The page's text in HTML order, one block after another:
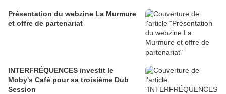
Présentation du webzine La Murmure
et offre de partenariat
INTERFRÉQUENCES investit le
Moby's Café pour sa troisième Dub
Session